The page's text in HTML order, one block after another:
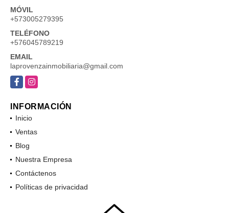
MÓVIL
+573005279395
TELÉFONO
+576045789219
EMAIL
laprovenzainmobiliaria@gmail.com
FacebookInstagram
INFORMACIÓN
Inicio
Ventas
Blog
Nuestra Empresa
Contáctenos
Políticas de privacidad